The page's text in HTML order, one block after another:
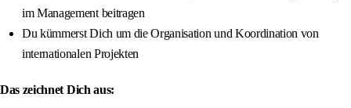
im Management beitragen
Du kümmerst Dich um die Organisation und Koordination von
internationalen Projekten
Das zeichnet Dich aus: